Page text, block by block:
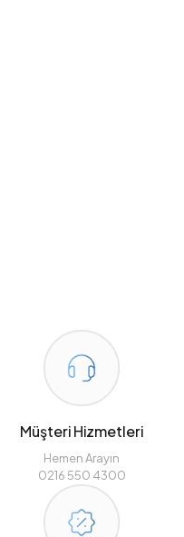
Müşteri Hizmetleri
Hemen Arayın
0216 550 4300